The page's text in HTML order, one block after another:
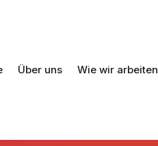
Über uns Wie wir arbeiten